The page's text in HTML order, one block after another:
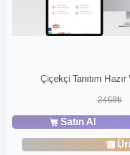
Çiçekçi Tanıtım
2468₺
Satın Al